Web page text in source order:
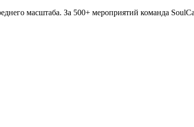
масштаба. За 500+ мероприятий команда